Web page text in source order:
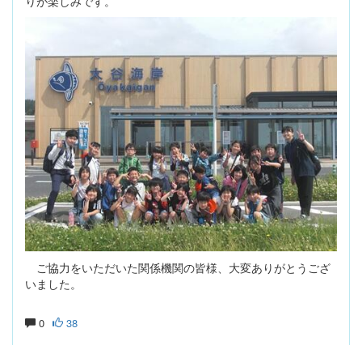
ご協力をいただいた関係機関の皆様、大変ありがとうござ
いました。
0 38